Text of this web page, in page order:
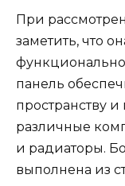
При
заметить, что
панель
пространству и
различные
и радиаторы.
выполнена из